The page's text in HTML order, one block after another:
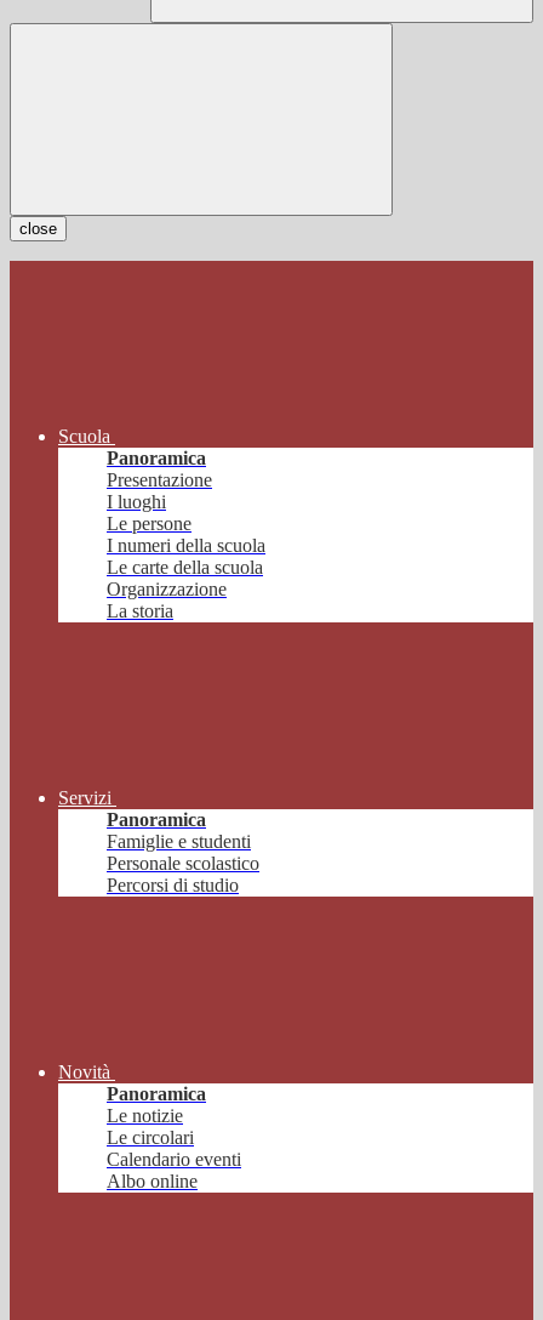
close
Scuola
Panoramica
Presentazione
I luoghi
Le persone
I numeri della scuola
Le carte della scuola
Organizzazione
La storia
Servizi
Panoramica
Famiglie e studenti
Personale scolastico
Percorsi di studio
Novità
Panoramica
Le notizie
Le circolari
Calendario eventi
Albo online